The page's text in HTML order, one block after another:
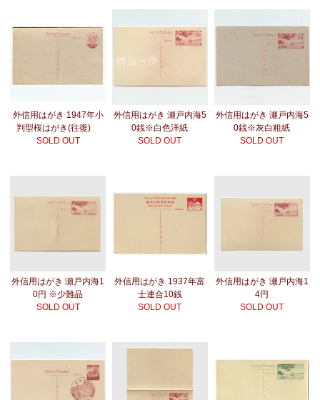
外信用はがき 1947年小
判型桜はがき(往復)
SOLD OUT
外信用はがき 瀬戸内海5
0銭※白色洋紙
SOLD OUT
外信用はがき 瀬戸内海5
0銭※灰白粗紙
SOLD OUT
外信用はがき 瀬戸内海1
0円 ※少難品
SOLD OUT
外信用はがき 1937年富
士連合10銭
SOLD OUT
外信用はがき 瀬戸内海1
4円
SOLD OUT